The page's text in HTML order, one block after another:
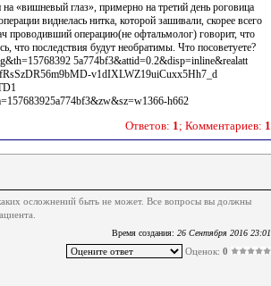
«вишневый глаз», примерно на третий день роговица
виднелась нитка, которой зашивали, скорее всего
проводивший операцию(не офтальмолог) говорит, что
что последствия будут необратимы. Что посоветуете?
5a774bf3&attid=0.2&disp=inline&realatt
v1dIXLWZ19uiCuxx5Hh7_d
h662
Ответов: 1; Комментариев: 1
осложнений быть не может. Все вопросы вы должны
Время создания: 26 Сентября 2016 23:01
Оценок: 0